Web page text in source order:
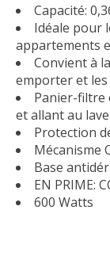
Capacité:
Idéale pour
appartements
Convient à
emporter et
Panier-filtre
et allant au
Protection
Mécanisme
Base
EN PRIME:
600 Watts